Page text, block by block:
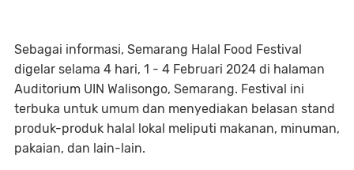
Sebagai informasi, Semarang Halal Food Festival
digelar selama 4 hari, 1 - 4 Februari 2024 di halaman
Auditorium UIN Walisongo, Semarang. Festival ini
terbuka untuk umum dan menyediakan belasan stand
produk-produk halal lokal meliputi makanan, minuman,
pakaian, dan lain-lain.